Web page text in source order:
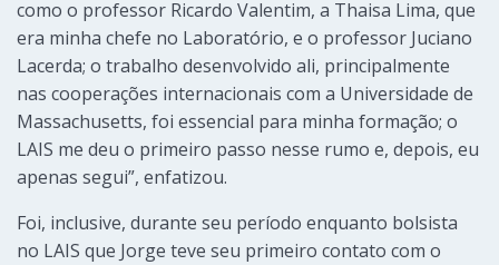
como o professor Ricardo Valentim, a Thaisa Lima, que
era minha chefe no Laboratório, e o professor Juciano
Lacerda; o trabalho desenvolvido ali, principalmente
nas cooperações internacionais com a Universidade de
Massachusetts, foi essencial para minha formação; o
LAIS me deu o primeiro passo nesse rumo e, depois, eu
apenas segui”, enfatizou.
Foi, inclusive, durante seu período enquanto bolsista
no LAIS que Jorge teve seu primeiro contato com o